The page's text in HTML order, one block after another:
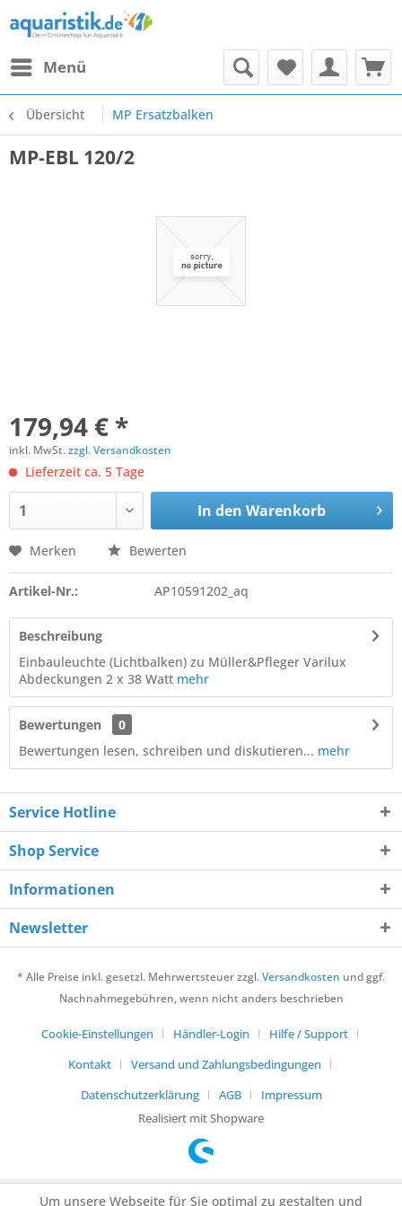
Menü
Übersicht MP Ersatzbalken
MP-EBL 120/2
179,94 € *
inkl. MwSt.zzgl. Versandkosten
Lieferzeit ca. 5 Tage
In den Warenkorb
Merken Bewerten
Artikel-Nr.: AP10591202_aq
Beschreibung
Einbauleuchte (Lichtbalken) zu Müller&Pfleger Varilux
Abdeckungen 2 x 38 Watt mehr
Bewertungen
0
Bewertungen lesen, schreiben und diskutieren... mehr
Service Hotline
Shop Service
Informationen
Newsletter
* Alle Preise inkl. gesetzl. Mehrwertsteuer zzgl.Versandkosten und ggf.
Nachnahmegebühren, wenn nicht anders beschrieben
Cookie-Einstellungen Händler-Login
Hilfe / Support
Kontakt
Versand und Zahlungsbedingungen
Datenschutzerklärung
AGB
Impressum
Realisiert mit Shopware
Um unsere Webseite für Sie optimal zu gestalten und